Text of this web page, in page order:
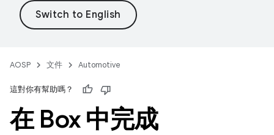
AOSP 文件 Automotive
這對你有幫助嗎？
在 Box 中完成